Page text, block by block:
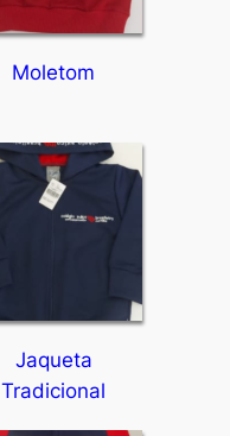
Moletom
Jaqueta
Tradicional